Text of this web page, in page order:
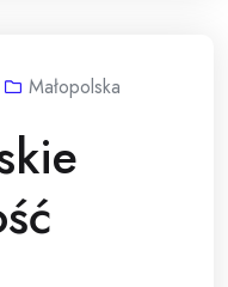
Małopolska